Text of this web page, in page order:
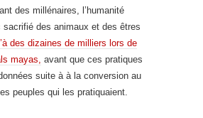
des millénaires, l’humanité
sacrifié des animaux et des êtres
des dizaines de milliers lors de
mayas,
avant que ces pratiques
suite à à la conversion au
peuples qui les pratiquaient.